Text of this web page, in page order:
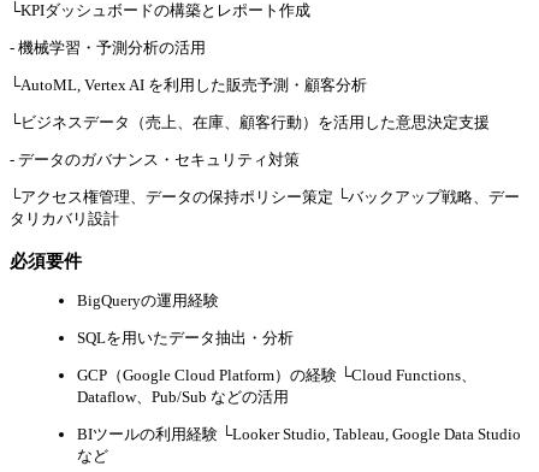
└KPIダッシュボードの構築とレポート作成
- 機械学習・予測分析の活用
└AutoML, Vertex AI を利用した販売予測・顧客分析
└ビジネスデータ（売上、在庫、顧客行動）を活用した意思決定支援
- データのガバナンス・セキュリティ対策
└アクセス権管理、データの保持ポリシー策定 └バックアップ戦略、デー
タリカバリ設計
必須要件
BigQueryの運用経験
SQLを用いたデータ抽出・分析
GCP（Google Cloud Platform）の経験 └Cloud Functions、
Dataflow、Pub/Sub などの活用
BIツールの利用経験 └Looker Studio, Tableau, Google Data Studio
など